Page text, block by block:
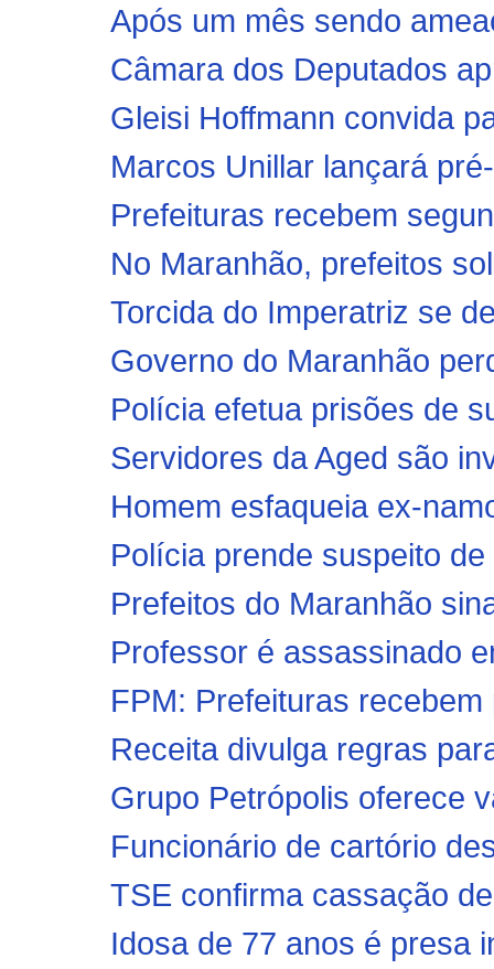
Após um mês sendo
Câmara dos Deputados
Gleisi Hoffmann convida
Marcos Unillar lançará
Prefeituras recebem
No Maranhão, prefeitos
Torcida do Imperatriz se
Governo do Maranhão
Polícia efetua prisões de
Servidores da Aged são
Homem esfaqueia ex-
Polícia prende suspeito
Prefeitos do Maranhão
Professor é assassinado
FPM: Prefeituras
Receita divulga regras
Grupo Petrópolis oferece
Funcionário de cartório
TSE confirma cassação
Idosa de 77 anos é presa